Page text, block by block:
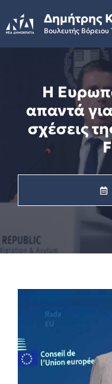
to
content
Δημήτρης
Βουλευτής
Η
απαντά
σχέσεις